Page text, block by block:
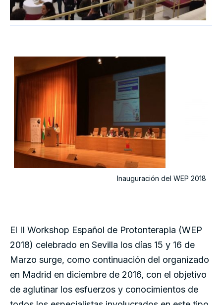
Inauguración del WEP 2018
El II Workshop Español de Protonterapia (WEP
2018) celebrado en Sevilla los días 15 y 16 de
Marzo surge, como continuación del organizado
en Madrid en diciembre de 2016, con el objetivo
de aglutinar los esfuerzos y conocimientos de